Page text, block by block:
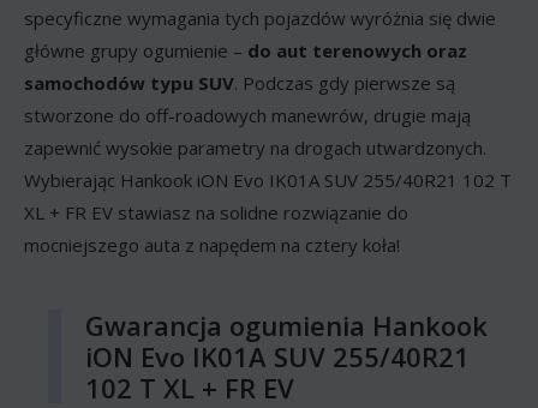
specyficzne wymagania tych pojazdów wyróżnia się dwie
główne grupy ogumienie – do aut terenowych oraz
samochodów typu SUV. Podczas gdy pierwsze są
stworzone do off-roadowych manewrów, drugie mają
zapewnić wysokie parametry na drogach utwardzonych.
Wybierając Hankook iON Evo IK01A SUV 255/40R21 102 T
XL + FR EV stawiasz na solidne rozwiązanie do
mocniejszego auta z napędem na cztery koła!
Gwarancja ogumienia Hankook
iON Evo IK01A SUV 255/40R21
102 T XL + FR EV